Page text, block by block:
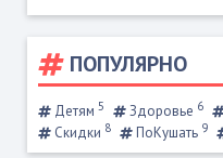
ПОПУЛЯРНО
Детям 5 Здоровье 6
Скидки 8 ПоКушать 9